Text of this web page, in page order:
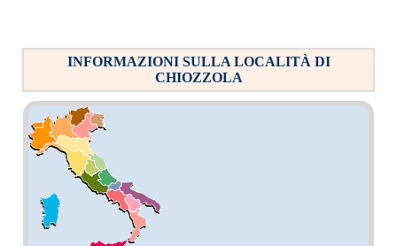
INFORMAZIONI SULLA LOCALITÀ DI
CHIOZZOLA